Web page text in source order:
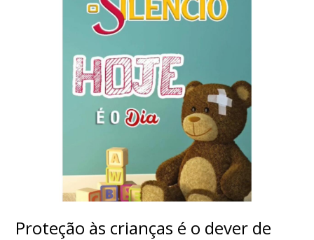
Proteção às crianças é o dever de